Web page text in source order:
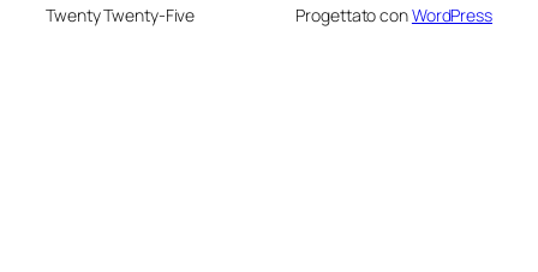
Twenty Twenty-Five Progettato conWordPress